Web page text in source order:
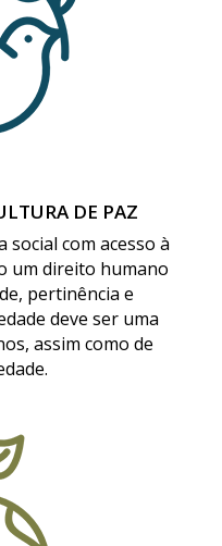
DE PAZ
social com acesso à
um direito humano
pertinência e
deve ser uma
assim como de